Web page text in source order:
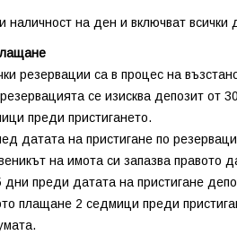
наличност на ден и включват всички
резервации са в процес на
се изисква депозит
преди пристигането.
датата на пристигане по
на имота си запазва правото
преди датата на пристигане
плащане 2 седмици преди